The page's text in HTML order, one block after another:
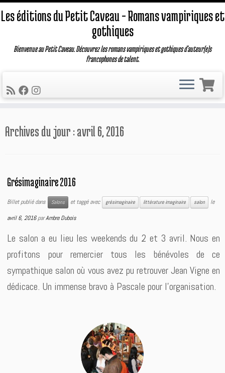
au
Les éditions du Petit Caveau – Romans vampiriques et
gothiques
Bienvenue au Petit Caveau. Découvrez les romans vampiriques et gothiques d'auteur(e)s
francophones de talent.
Archives du jour :avril 6, 2016
Grésimaginaire 2016
Billet publié dans Salons et taggé avec grésimaginaire littérature imaginaire salon
le
avril 6, 2016parAmbre Dubois
Le salon a eu lieu les weekends du 2 et 3 avril. Nous en
profitons pour remercier tous les bénévoles de ce
sympathique salon où vous avez pu retrouver Jean Vigne en
dédicace. Un immense bravo à Pascale pour l’organisation.